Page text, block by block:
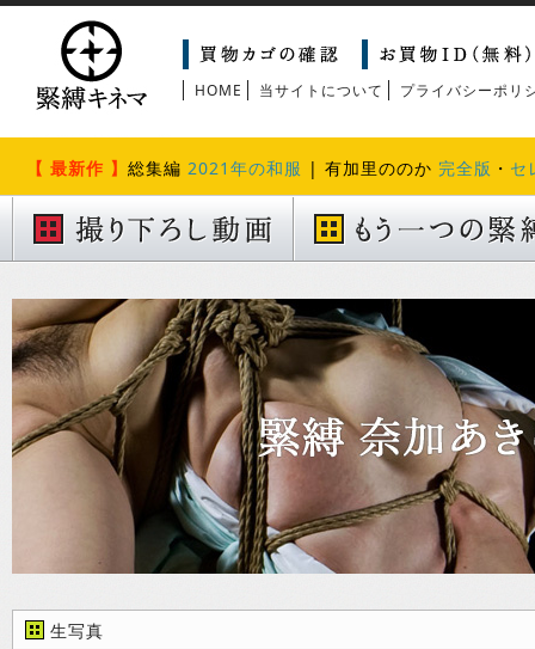
HOME 当サイトについて プライバシーポリ
【 最新作 】 総集編 2021年の和服 | 有加里ののか 完全版 ・ セ
生写真